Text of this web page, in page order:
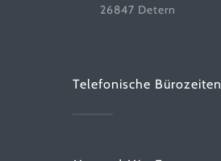
26847 Detern
Telefonische Bürozeiten